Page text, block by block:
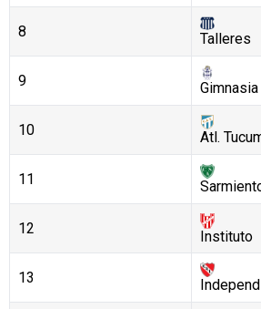
8 Talleres
9 Gimnasia
10 Atl.
11
12 Instituto
13